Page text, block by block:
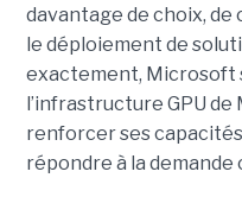
davantage de choix,
le déploiement de
exactement, Microsoft
l’infrastructure GPU
renforcer ses capacités
répondre à la